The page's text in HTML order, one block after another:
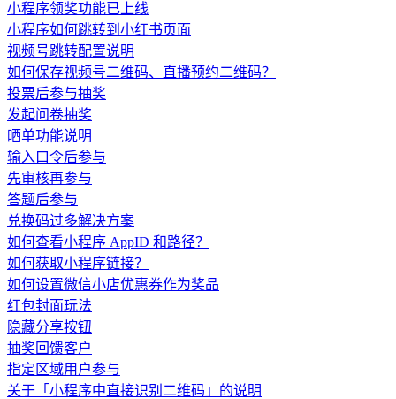
小程序领奖功能已上线
小程序如何跳转到小红书页面
视频号跳转配置说明
如何保存视频号二维码、直播预约二维码？
投票后参与抽奖
发起问卷抽奖
晒单功能说明
输入口令后参与
先审核再参与
答题后参与
兑换码过多解决方案
如何查看小程序 AppID 和路径？
如何获取小程序链接？
如何设置微信小店优惠券作为奖品
红包封面玩法
隐藏分享按钮
抽奖回馈客户
指定区域用户参与
关于「小程序中直接识别二维码」的说明